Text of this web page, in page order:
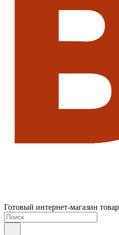
Готовый интернет-магазин